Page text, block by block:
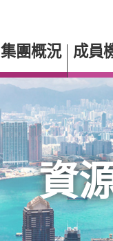
集團概況 成員
資